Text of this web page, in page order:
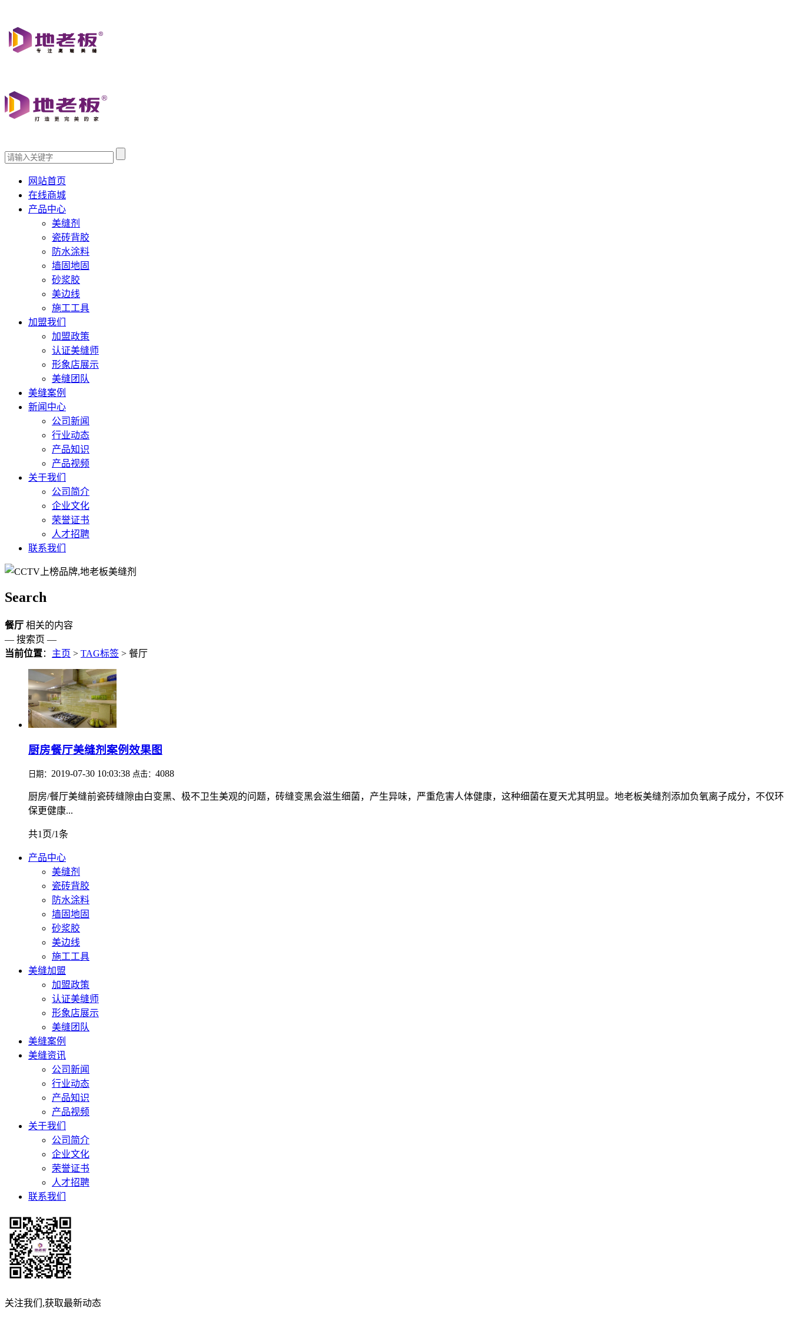
网站首页
在线商城
产品中心
美缝剂
瓷砖背胶
防水涂料
墙固地固
砂浆胶
美边线
施工工具
加盟我们
加盟政策
认证美缝师
形象店展示
美缝团队
美缝案例
新闻中心
公司新闻
行业动态
产品知识
产品视频
关于我们
公司简介
企业文化
荣誉证书
人才招聘
联系我们
Search
餐厅 相关的内容
— 搜索页 —
当前位置： 主页 > TAG标签 > 餐厅
厨房餐厅美缝剂案例效果图
日期： 2019-07-30 10:03:38 点击： 4088
厨房/餐厅美缝前瓷砖缝隙由白变黑、极不卫生美观的问题，砖缝变黑会滋生细菌，产生异味，严重危害人体健康，这种细菌在夏天尤其明显。地老板美缝剂添加负氧离子成分，不仅环
保更健康...
共1页/1条
产品中心
美缝剂
瓷砖背胶
防水涂料
墙固地固
砂浆胶
美边线
施工工具
美缝加盟
加盟政策
认证美缝师
形象店展示
美缝团队
美缝案例
美缝资讯
公司新闻
行业动态
产品知识
产品视频
关于我们
公司简介
企业文化
荣誉证书
人才招聘
联系我们
关注我们,获取最新动态